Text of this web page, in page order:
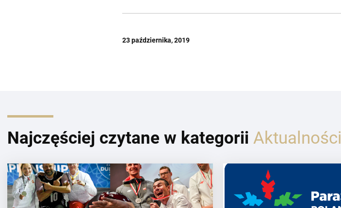
23 października, 2019
Najczęściej czytane w kategorii Aktualności